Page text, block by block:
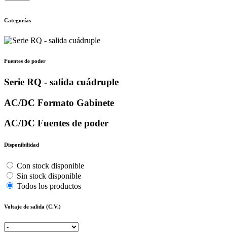
Categorías
Fuentes de poder
Serie RQ - salida cuádruple
AC/DC Formato Gabinete
AC/DC Fuentes de poder
Disponibilidad
Con stock disponible
Sin stock disponible
Todos los productos
Voltaje de salida (C.V.)